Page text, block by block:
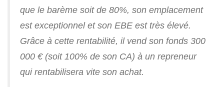
que le barème soit de 80%, son emplacement
est exceptionnel et son EBE est très élevé.
Grâce à cette rentabilité, il vend son fonds 300
000 € (soit 100% de son CA) à un repreneur
qui rentabilisera vite son achat.